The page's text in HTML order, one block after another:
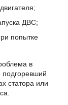
ДВС;
попытке
в
подгоревший
статора или